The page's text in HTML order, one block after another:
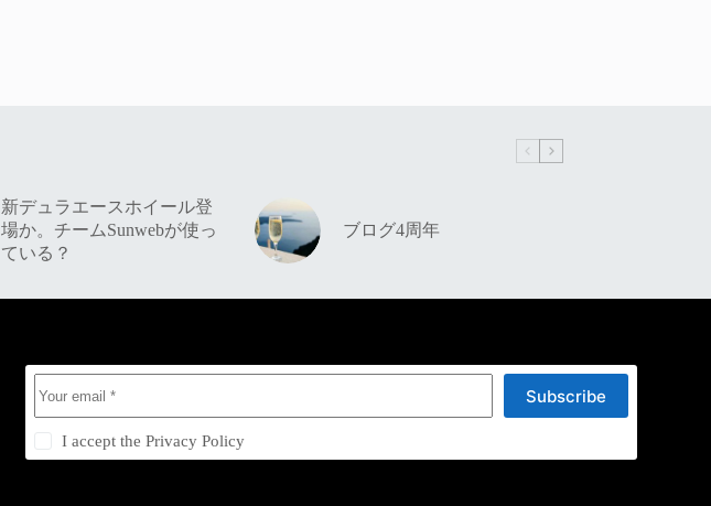
新デュラエースホイール登
場か。チームSunwebが使っ
ている？
ブログ4周年
Subscribe
I accept thePrivacy Policy